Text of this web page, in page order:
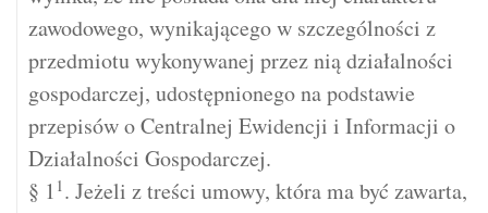
zawodowego, wynikającego w szczególności z
przedmiotu wykonywanej przez nią działalności
gospodarczej, udostępnionego na podstawie
przepisów o Centralnej Ewidencji i Informacji o
Działalności Gospodarczej.
§ 1 1 . Jeżeli z treści umowy, która ma być zawarta,